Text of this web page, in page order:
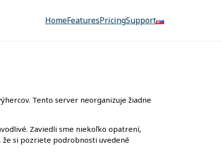
HomeFeaturesPricingSupport
Tento server neorganizuje žiadne
Zaviedli sme niekoľko opatrení,
si pozriete podrobnosti uvedené